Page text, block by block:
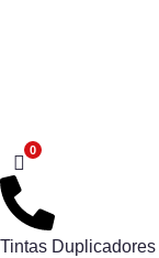
Tintas Duplicadores